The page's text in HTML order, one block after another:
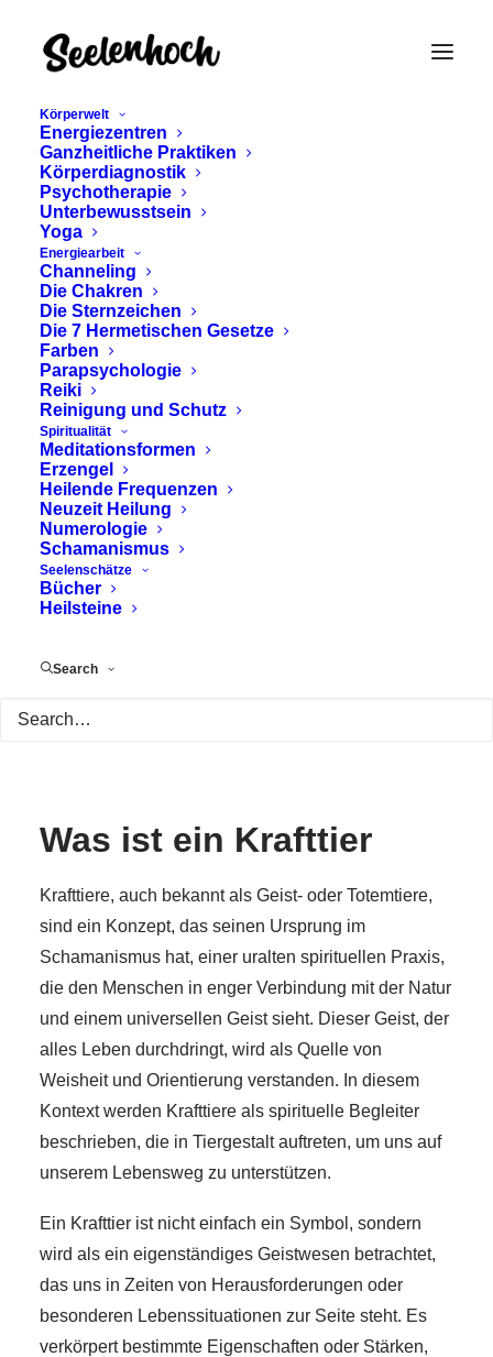
Körperwelt
Energiezentren
Ganzheitliche Praktiken
Körperdiagnostik
Psychotherapie
Unterbewusstsein
Yoga
Energiearbeit
Channeling
Die Chakren
Die Sternzeichen
Die 7 Hermetischen Gesetze
Farben
Parapsychologie
Reiki
Reinigung und Schutz
Spiritualität
Meditationsformen
Erzengel
Heilende Frequenzen
Neuzeit Heilung
Numerologie
Schamanismus
Seelenschätze
Bücher
Heilsteine
Search
KRAFTTIERE - DEINE
SPIRITUELLEN
BEGLEITER
November 20, 2024
Was ist ein Krafttier
Krafttiere, auch bekannt als Geist- oder Totemtiere,
sind ein Konzept, das seinen Ursprung im
Schamanismus hat, einer uralten spirituellen Praxis,
die den Menschen in enger Verbindung mit der Natur
und einem universellen Geist sieht. Dieser Geist, der
alles Leben durchdringt, wird als Quelle von
Weisheit und Orientierung verstanden. In diesem
Kontext werden Krafttiere als spirituelle Begleiter
beschrieben, die in Tiergestalt auftreten, um uns auf
unserem Lebensweg zu unterstützen.
Ein Krafttier ist nicht einfach ein Symbol, sondern
wird als ein eigenständiges Geistwesen betrachtet,
das uns in Zeiten von Herausforderungen oder
besonderen Lebenssituationen zur Seite steht. Es
verkörpert bestimmte Eigenschaften oder Stärken,